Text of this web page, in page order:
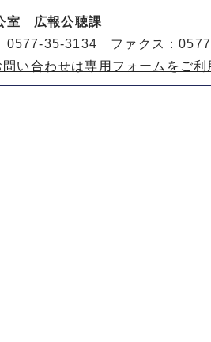
室 広報公聴課
0577-35-3134 ファクス：
問い合わせは専用フォームをご利